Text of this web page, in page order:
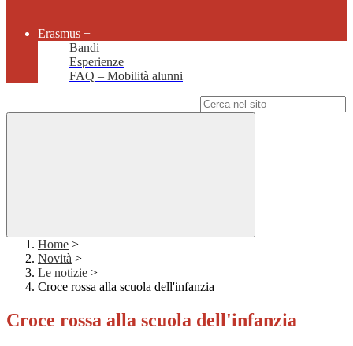
Erasmus +
Bandi
Esperienze
FAQ – Mobilità alunni
Home >
Novità >
Le notizie >
Croce rossa alla scuola dell'infanzia
Croce rossa alla scuola dell'infanzia